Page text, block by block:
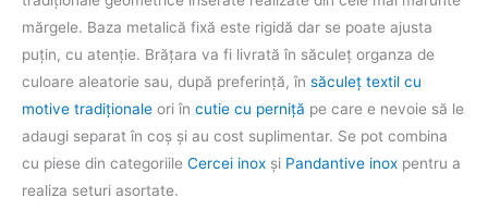
mărgele. Baza metalică fixă este rigidă dar se poate ajusta
puțin, cu atenție. Brăţara va fi livrată în săculeţ organza de
culoare aleatorie sau, după preferinţă, în săculeţ textil cu
motive tradiţionale ori în cutie cu perniţă pe care e nevoie să le
adaugi separat în coş şi au cost suplimentar. Se pot combina
cu piese din categoriile Cercei inox şi Pandantive inox pentru a
realiza seturi asortate.